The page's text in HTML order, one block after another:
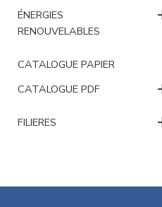
ÉNERGIES
RENOUVELABLES
CATALOGUE PAPIER
CATALOGUE PDF
FILIERES